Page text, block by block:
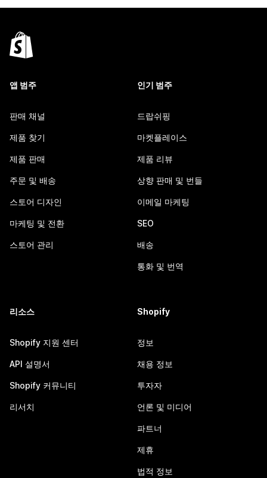
앱 범주
판매 채널
제품 찾기
제품 판매
주문 및 배송
스토어 디자인
마케팅 및 전환
스토어 관리
인기 범주
드랍쉬핑
마켓플레이스
제품 리뷰
상향 판매 및 번들
이메일 마케팅
SEO
배송
통화 및 번역
리소스
Shopify 지원 센터
API 설명서
Shopify 커뮤니티
리서치
Shopify
정보
채용 정보
투자자
언론 및 미디어
파트너
제휴
법적 정보